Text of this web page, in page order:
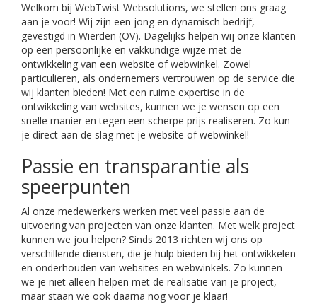
Welkom bij WebTwist Websolutions, we stellen ons graag
aan je voor! Wij zijn een jong en dynamisch bedrijf,
gevestigd in Wierden (OV). Dagelijks helpen wij onze klanten
op een persoonlijke en vakkundige wijze met de
ontwikkeling van een website of webwinkel. Zowel
particulieren, als ondernemers vertrouwen op de service die
wij klanten bieden! Met een ruime expertise in de
ontwikkeling van websites, kunnen we je wensen op een
snelle manier en tegen een scherpe prijs realiseren. Zo kun
je direct aan de slag met je website of webwinkel!
Passie en transparantie als
speerpunten
Al onze medewerkers werken met veel passie aan de
uitvoering van projecten van onze klanten. Met welk project
kunnen we jou helpen? Sinds 2013 richten wij ons op
verschillende diensten, die je hulp bieden bij het ontwikkelen
en onderhouden van websites en webwinkels. Zo kunnen
we je niet alleen helpen met de realisatie van je project,
maar staan we ook daarna nog voor je klaar!